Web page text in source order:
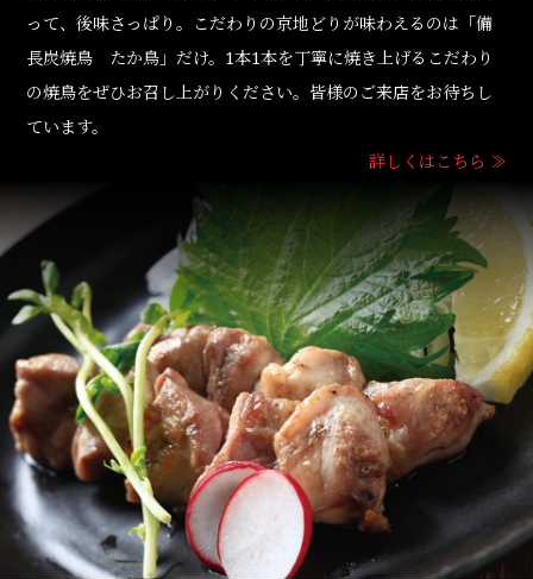
って、後味さっぱり。こだわりの京地どりが味わえるのは「備
長炭焼鳥 たか鳥」だけ。1本1本を丁寧に焼き上げるこだわり
の焼鳥をぜひお召し上がりください。皆様のご来店をお待ちし
ています。
詳しくはこちら ≫